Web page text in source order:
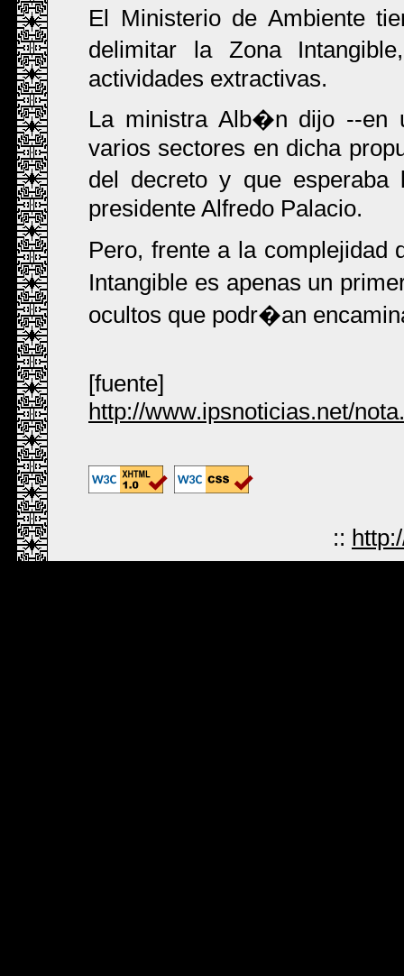
El Ministerio de Ambiente
delimitar la Zona
actividades extractivas.
La ministra Alb�n dijo --en
varios sectores en dicha
del decreto y que
presidente Alfredo Palacio.
Pero, frente a la
Intangible es apenas un
ocultos que podr�an
[fuente]
http://www.ipsnoticias.net/
::